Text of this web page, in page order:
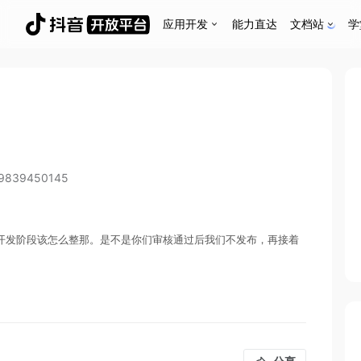
应用开发 能力直达 文档站
阶段该怎么整那。是不是你们审核通过后我们不发布，再接着